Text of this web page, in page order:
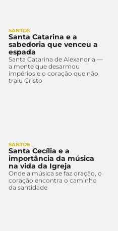
SANTOS
Santa Catarina e a
sabedoria que venceu a
espada
Santa Catarina de Alexandria —
a mente que desarmou
impérios e o coração que não
traiu Cristo
SANTOS
Santa Cecília e a
importância da música
na vida da Igreja
Onde a música se faz oração, o
coração encontra o caminho
da santidade